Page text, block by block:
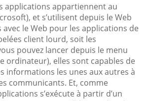
applications appartiennent au
et s’utilisent depuis le Web
le Web pour les applications de
client lourd, soit les
pouvez lancer depuis le menu
ordinateur), elles sont capables de
informations les unes aux autres à
communicants. Et, comme
s’exécute à partir d’un